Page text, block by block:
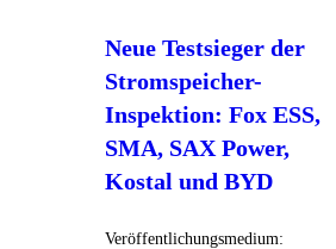
Neue Testsieger der
Stromspeicher-
Inspektion: Fox ESS,
SMA, SAX Power,
Kostal und BYD
Veröffentlichungsmedium: